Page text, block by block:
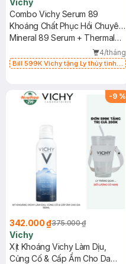
Vichy
Combo Vichy Serum 89
Khoáng Chất Phục Hồi Chuyên
Sâu 50ml + Xịt Khoáng Dịu Da
Mineral 89 Serum + Thermal
4/tháng
Bill 599K Vichy tặng Ly thủy tinh
-9 %
342.000 ₫375.000 ₫
Vichy
Xịt Khoáng Vichy Làm Dịu,
Củng Cố & Cấp Ẩm Cho Da